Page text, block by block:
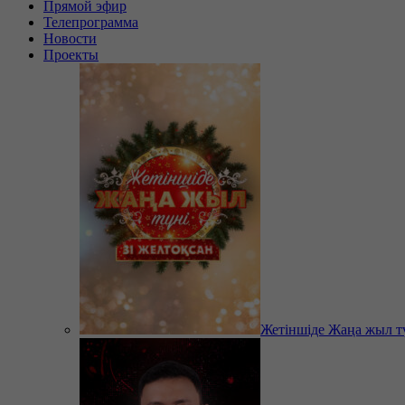
Прямой эфир
Телепрограмма
Новости
Проекты
Жетіншіде Жаңа жыл